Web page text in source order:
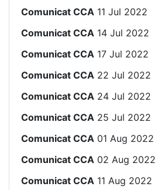
Comunicat CCA 11 Jul 2022
Comunicat CCA 14 Jul 2022
Comunicat CCA 17 Jul 2022
Comunicat CCA 22 Jul 2022
Comunicat CCA 24 Jul 2022
Comunicat CCA 25 Jul 2022
Comunicat CCA 01 Aug 2022
Comunicat CCA 02 Aug 2022
Comunicat CCA 11 Aug 2022